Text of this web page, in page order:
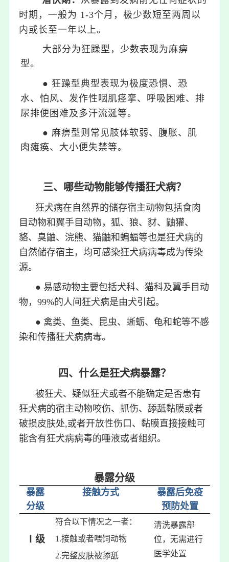
时期，一般为 1-3个月，极少数短至两周以
内或长至一年以上。
大部分为狂躁型，少数表现为麻痹
型。
● 狂躁型典型表现为极度恐惧、恐
水、怕风、发作性咽肌痉挛、呼吸困难、排
尿排便困难及多汗流涎等。
● 麻痹型则常见肢体软弱、腹胀、肌
肉瘫痪、大小便失禁等。
三、哪些动物能够传播狂犬病？
狂犬病在自然界的储存宿主动物包括食肉
目动物和翼手目动物，狐、狼、豺、鼬獾、
貉、臭鼬、浣熊、猫鼬和蝙蝠等也是狂犬病的
自然储存宿主，均可感染狂犬病病毒成为传染
源。
● 易感动物主要包括犬科、猫科及翼手目动
物，99%的人间狂犬病是由犬引起。
● 禽类、鱼类、昆虫、蜥蛎、龟和蛇等不感
染和传播狂犬病病毒。
四、什么是狂犬病暴露？
被狂犬、疑似狂犬或者不能确定是否患有
狂犬病的宿主动物咬伤、抓伤、舔舐黏膜或者
破损皮肤处,或者开放性伤口、黏膜直接接触可
能含有狂犬病病毒的唾液或者组织。
暴露分级
暴露
分级
接触方式
暴露后免疫
预防处置
Ⅰ级
符合以下情况之一者：
1.接触或者喂饲动物
2.完整皮肤被舔舐
清洗暴露部
位，无需进行
医学处置